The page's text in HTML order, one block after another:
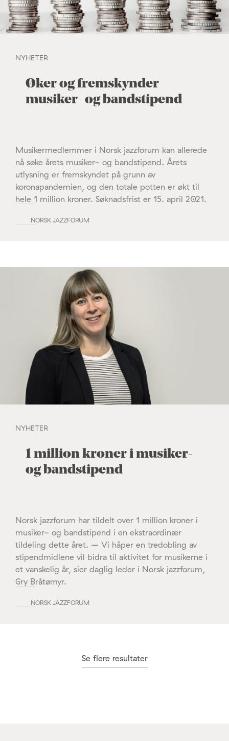
NYHETER
Øker og fremskynder
musiker- og bandstipend
Musikermedlemmer i Norsk jazzforum kan allerede
nå søke årets musiker- og bandstipend. Årets
utlysning er fremskyndet på grunn av
koronapandemien, og den totale potten er økt til
hele 1 million kroner. Søknadsfrist er 15. april 2021.
NORSK JAZZFORUM
NYHETER
1 million kroner i musiker-
og bandstipend
Norsk jazzforum har tildelt over 1 million kroner i
musiker- og bandstipend i en ekstraordinær
tildeling dette året. – Vi håper en tredobling av
stipendmidlene vil bidra til aktivitet for musikerne i
et vanskelig år, sier daglig leder i Norsk jazzforum,
Gry Bråtømyr.
NORSK JAZZFORUM
Se flere resultater